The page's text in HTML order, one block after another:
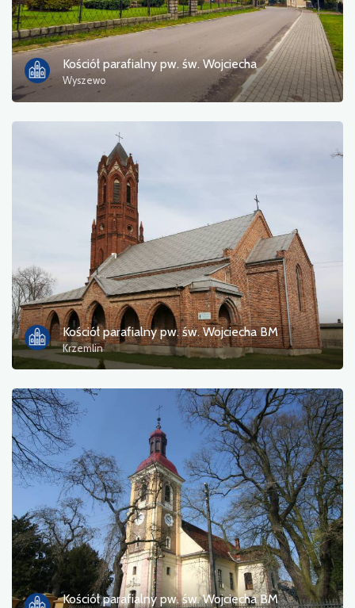
Kościół parafialny pw. św. Wojciecha
Wyszewo
Kościół parafialny pw. św. Wojciecha BM
Krzemlin
Kościół parafialny pw. św. Wojciecha BM